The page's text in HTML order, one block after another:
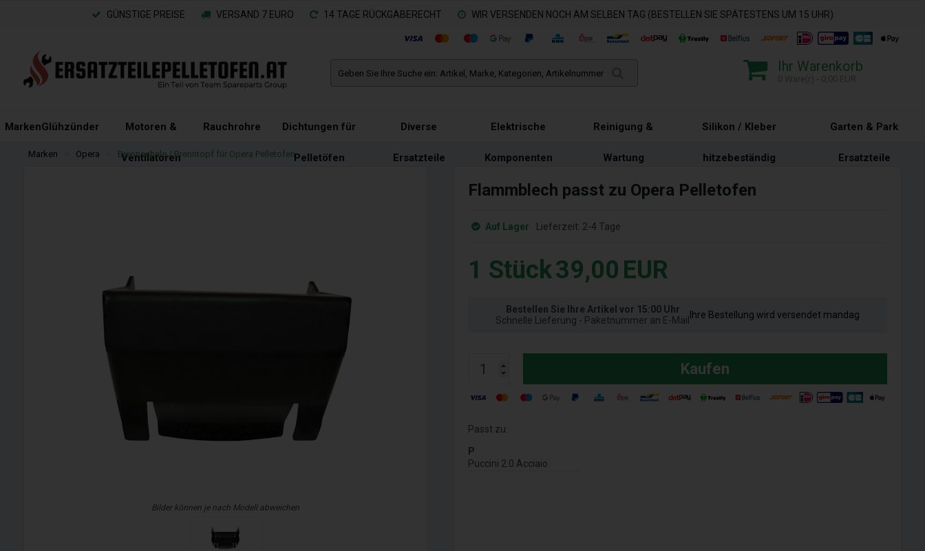
GÜNSTIGE PREISE VERSAND 7 EURO 14 TAGE RÜCKGABERECHT WIR VERSENDEN NOCH AM SELBEN TAG (BESTELLEN SIE SPÄTESTENS UM 15 UHR)
Ihr Warenkorb
MarkenGlühzünder Motoren &
Ventilatoren
Rauchrohre Dichtungen für
Pelletöfen
Diverse
Ersatzteile
Elektrische
Komponenten
Reinigung &
Wartung
Silikon / Kleber
hitzebeständig
Garten & Park
Ersatzteile
Marken Opera Brennschale / Brenntopf für Opera Pelletofen
Bilder können je nach Modell abweichen
Flammblech passt zu Opera Pelletofen
Lieferzeit: 2-4 Tage
Auf Lager
1 Stück39,00 EUR
Bestellen Sie Ihre Artikel vor 15:00 Uhr
Schnelle Lieferung - Paketnummer an E-Mail Ihre Bestellung wird versendet mandag
Kaufen
Passt zu:
P
Puccini 2.0 Acciaio